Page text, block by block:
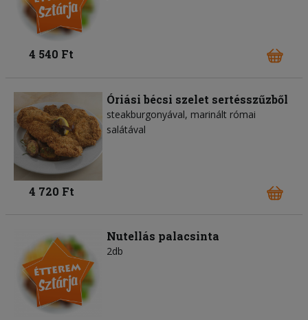
4 540 Ft
Óriási bécsi szelet sertésszűzből
steakburgonyával, marinált római
salátával
4 720 Ft
Nutellás palacsinta
2db